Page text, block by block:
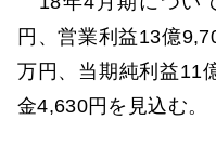
円、営業利益13億
万円、当期純利益11
金4,630円を見込む。